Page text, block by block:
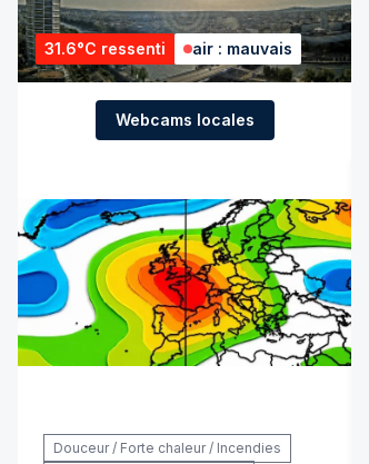
31.6°C ressenti air : mauvais
Webcams locales
Douceur / Forte chaleur / Incendies